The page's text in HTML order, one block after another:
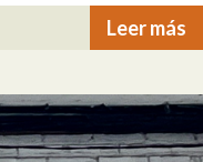
Leer más